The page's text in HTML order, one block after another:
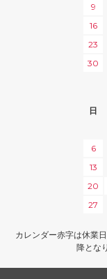
9
16
23
30
日
6
13
20
27
カレンダー赤字は休業
降とな